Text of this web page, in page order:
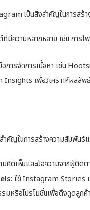
เป็นสิ่งสำคัญในการสร้
มีความหลากหลาย เช่น การ
อการจัดการเนื้อหา เช่น
เพื่อวิเคราะห์ผลลัพธ์
คัญในการสร้างความสัมพันธ์
มคิดเห็นและข้อความจากผู้ติด
: ใช้ Instagram Stories แ
มหรือโปรโมชั่นเพื่อดึงดูดลูกค้